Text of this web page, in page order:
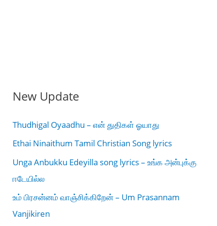
New Update
Thudhigal Oyaadhu – என் துதிகள் ஓயாது
Ethai Ninaithum Tamil Christian Song lyrics
Unga Anbukku Edeyilla song lyrics – உங்க அன்புக்கு
ஈடேயில்ல
உம் பிரசன்னம் வாஞ்சிக்கிறேன் – Um Prasannam
Vanjikiren